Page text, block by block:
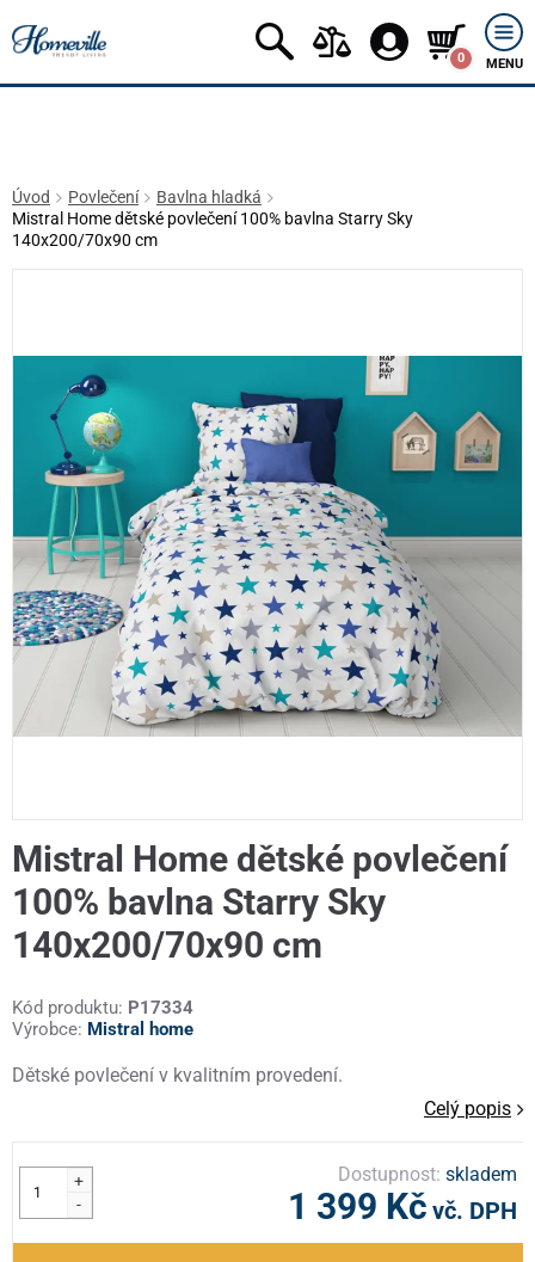
0 MENU
Úvod Povlečení
Bavlna hladká
Mistral Home dětské povlečení 100% bavlna Starry Sky
140x200/70x90 cm
Mistral Home dětské povlečení
100% bavlna Starry Sky
140x200/70x90 cm
Kód produktu: P17334
Výrobce: Mistral home
Dětské povlečení v kvalitním provedení.
Celý popis
+
-
Dostupnost:skladem
1 399 Kč vč. DPH